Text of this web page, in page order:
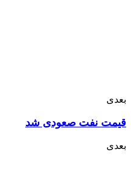
بعدی
قیمت نفت صعودی شد
بعدی